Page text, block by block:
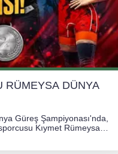
RÜMEYSA DÜNYA
Güreş Şampiyonası'nda,
Kıymet Rümeysa